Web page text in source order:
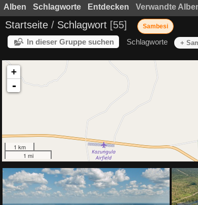
Alben Schlagworte Entdecken Verwandte
Startseite / Schlagwort 55 Sambesi
In dieser Gruppe suchen Schlagworte +
+
-
1 km
1 mi